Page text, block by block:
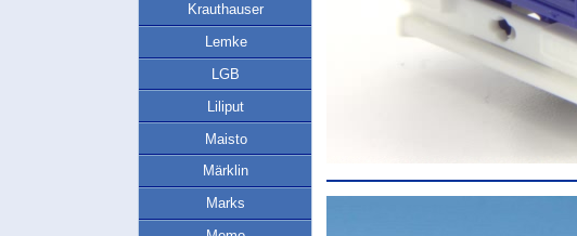
Krauthauser
Lemke
LGB
Liliput
Maisto
Märklin
Marks